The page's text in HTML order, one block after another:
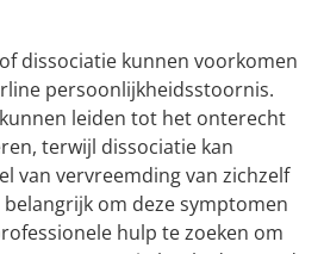
dissociatie kunnen voorkomen
persoonlijkheidsstoornis.
leiden tot het onterecht
terwijl dissociatie kan
van vervreemding van zichzelf
om deze symptomen
hulp te zoeken om